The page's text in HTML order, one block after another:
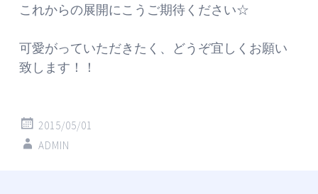
これからの展開にこうご期待ください☆
可愛がっていただきたく、どうぞ宜しくお願い
致します！！
2015/05/01
ADMIN